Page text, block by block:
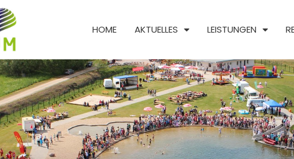
HOME AKTUELLES LEISTUNGEN